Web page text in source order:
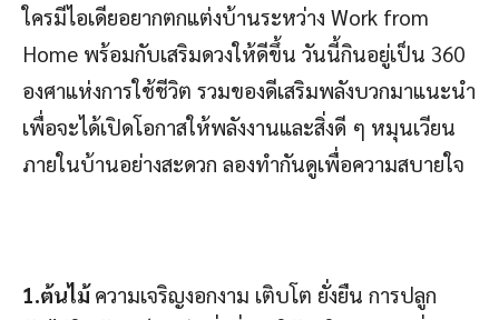
ใครมีไอเดียอยากตกแต่งบ้านระหว่าง Work from
Home พร้อมกับเสริมดวงให้ดีขึ้น วันนี้กินอยู่เป็น 360
องศาแห่งการใช้ชีวิต รวมของดีเสริมพลังบวกมาแนะนำ
เพื่อจะได้เปิดโอกาสให้พลังงานและสิ่งดี ๆ หมุนเวียน
ภายในบ้านอย่างสะดวก ลองทำกันดูเพื่อความสบายใจ
1.ต้นไม้ความเจริญงอกงาม เติบโต ยั่งยืน การปลูก